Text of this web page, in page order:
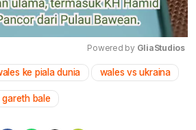
Mute
Powered by GliaStudios
ke piala dunia wales vs ukraina
gareth bale